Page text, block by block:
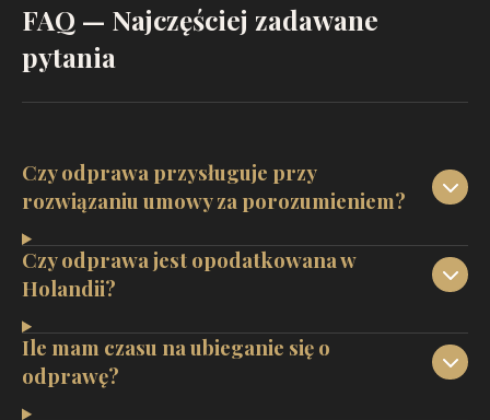
FAQ — Najczęściej zadawane
pytania
Czy odprawa przysługuje przy
rozwiązaniu umowy za porozumieniem?
Czy odprawa jest opodatkowana w
Holandii?
Ile mam czasu na ubieganie się o
odprawę?